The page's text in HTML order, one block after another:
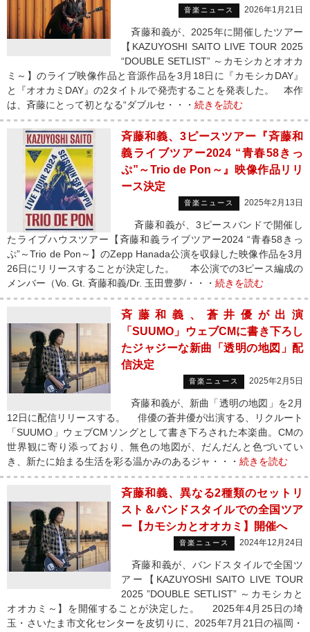
音楽ニュース 2026年1月21日
斉藤和義が、2025年に開催したツアー
【KAZUYOSHI SAITO LIVE TOUR 2025
“DOUBLE SETLIST” ～カモシカとオオカ
ミ～】のライブ映像作品と音源作品を3月18日に『カモシカDAY』
と『オオカミDAY』の2タイトルで発売することを発表した。 本作
は、斉藤にとって初となる“ダブルセ・・・ 続きを読む
斉藤和義、3ピースツアー『斉藤和
義ライブツアー2024 “青春58きっ
ぷ”～Trio de Pon～』映像作品リリ
ース決定
音楽ニュース 2025年2月13日
斉藤和義が、3ピースバンドで開催し
たライブハウスツアー【斉藤和義ライブツアー2024 “青春58きっ
ぷ”～Trio de Pon～】のZepp Hanada公演を収録した映像作品を3月
26日にリリースすることが決定した。 本公演での3ピース編成の
メンバー（Vo. Gt. 斉藤和義/Dr. 玉田豊夢/・・・ 続きを読む
斉藤和義、蒼井優が出演
「SUUMO」ウェブCMに書き下ろし
たジャジーな新曲「透明の地図」配
信決定
音楽ニュース 2025年2月5日
斉藤和義が、新曲「透明の地図」を2月
12日に配信リリースする。 俳優の蒼井優が出演する、リクルート
「SUUMO」ウェブCMソングとして書き下ろされた本楽曲。CMの
世界観に寄り添っており、無色の地図が、だんだんと色づいてい
き、新たに始まる生活を彩る温かみのあるジャ・・・ 続きを読む
斉藤和義、異なる2種類のセットリ
スト＆バンドスタイルでの全国ツア
ー【カモシカとオオカミ】開催へ
音楽ニュース 2024年12月24日
斉藤和義が、バンドスタイルで全国ツ
アー【KAZUYOSHI SAITO LIVE TOUR
2025 ”DOUBLE SETLIST” ～カモシカと
オオカミ～】を開催することが決定した。 2025年4月25日の埼
玉・さいたま市文化センターを皮切りに、2025年7月21日の福岡・